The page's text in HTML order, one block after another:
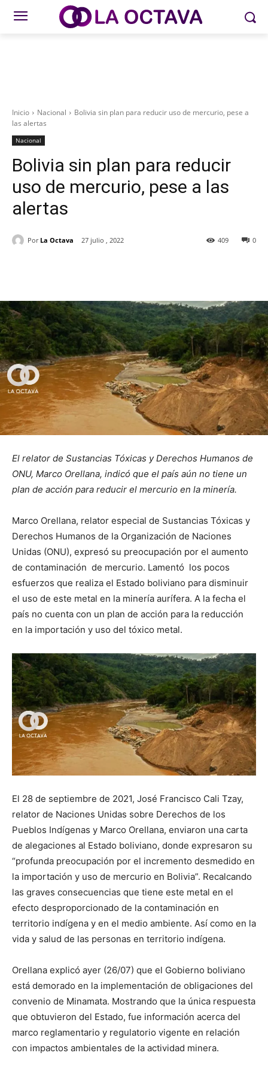
Inicio Nacional
Bolivia sin plan para reducir uso de mercurio, pese a
las alertas
Nacional
Bolivia sin plan para reducir
uso de mercurio, pese a las
alertas
Por La Octava 27 julio , 2022 0
409
El relator de Sustancias Tóxicas y Derechos Humanos de
ONU, Marco Orellana, indicó que el país aún no tiene un
plan de acción para reducir el mercurio en la minería.
Marco Orellana, relator especial de Sustancias Tóxicas y
Derechos Humanos de la Organización de Naciones
Unidas (ONU), expresó su preocupación por el aumento
de contaminación de mercurio. Lamentó los pocos
esfuerzos que realiza el Estado boliviano para disminuir
el uso de este metal en la minería aurífera. A la fecha el
país no cuenta con un plan de acción para la reducción
en la importación y uso del tóxico metal.
El 28 de septiembre de 2021, José Francisco Cali Tzay,
relator de Naciones Unidas sobre Derechos de los
Pueblos Indígenas y Marco Orellana, enviaron una carta
de alegaciones al Estado boliviano, donde expresaron su
“profunda preocupación por el incremento desmedido en
la importación y uso de mercurio en Bolivia”. Recalcando
las graves consecuencias que tiene este metal en el
efecto desproporcionado de la contaminación en
territorio indígena y en el medio ambiente. Así como en la
vida y salud de las personas en territorio indígena.
Orellana explicó ayer (26/07) que el Gobierno boliviano
está demorado en la implementación de obligaciones del
convenio de Minamata. Mostrando que la única respuesta
que obtuvieron del Estado, fue información acerca del
marco reglamentario y regulatorio vigente en relación
con impactos ambientales de la actividad minera.